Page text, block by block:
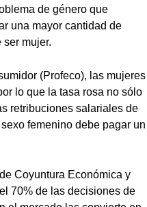
de género que
una mayor cantidad de
mujer.
(Profeco), las mujeres
lo que la tasa rosa no sólo
retribuciones salariales de
femenino debe pagar un
Coyuntura Económica y
70% de las decisiones de